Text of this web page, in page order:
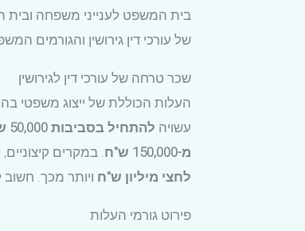
בית המשפט לענייני משפחה ובית
של עורכי דין גירושין והגורמים
שכר טרחה של עורכי דין לגירושין
העלות הכוללת של ייצוג משפטי
עשויה להתחיל בסביבות 50,000 ש"ח
מ-150,000 ש"ח
. במקרים
לחצי מיליון ש"ח ויותר מכך.
פירוט גורמי העלות